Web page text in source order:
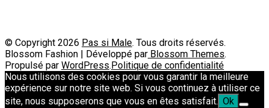
© Copyright 2026 Pas si Male. Tous droits réservés.
Blossom Fashion | Développé par Blossom Themes.
Propulsé par WordPress. Politique de confidentialité
Nous utilisons des cookies pour vous garantir la meilleure
expérience sur notre site web. Si vous continuez à utiliser ce
site, nous supposerons que vous en êtes satisfait. Ok